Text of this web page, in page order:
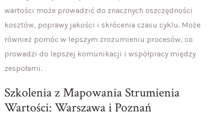
wartości może prowadzić do znacznych oszczędności
kosztów, poprawy jakości i skrócenia czasu cyklu. Może
również pomóc w lepszym zrozumieniu procesów, co
prowadzi do lepszej komunikacji i współpracy między
zespołami.
Szkolenia z Mapowania Strumienia
Wartości: Warszawa i Poznań